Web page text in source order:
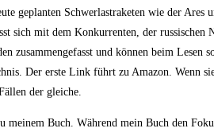
geplanten Schwerlastraketen wie der
sich mit dem Konkurrenten, der russischen
zusammengefasst und können beim
Der erste Link führt zu Amazon. Wenn
der gleiche.
meinem Buch. Während mein Buch den